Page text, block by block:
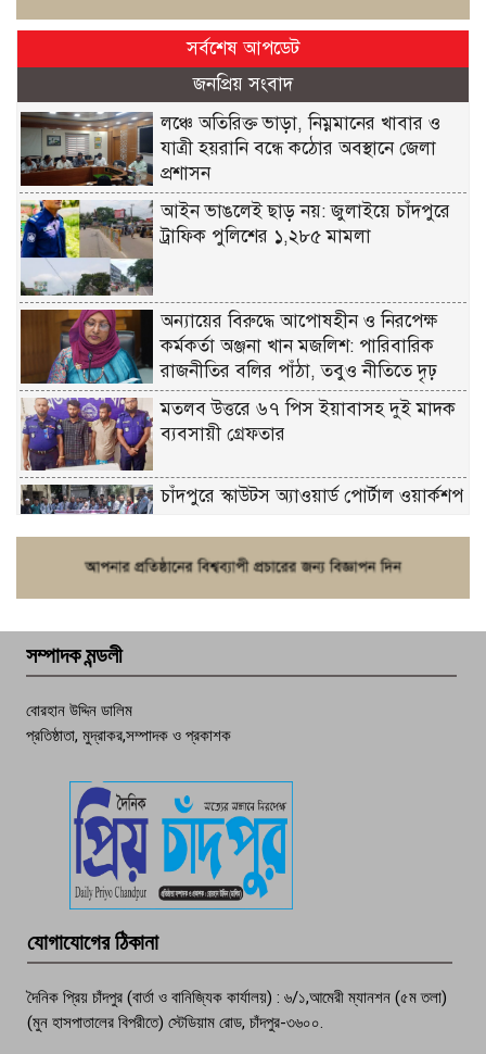
সর্বশেষ আপডেট
জনপ্রিয় সংবাদ
লঞ্চে অতিরিক্ত ভাড়া, নিম্নমানের খাবার ও
যাত্রী হয়রানি বন্ধে কঠোর অবস্থানে জেলা
প্রশাসন
আইন ভাঙলেই ছাড় নয়: জুলাইয়ে চাঁদপুরে
ট্রাফিক পুলিশের ১,২৮৫ মামলা
অন্যায়ের বিরুদ্ধে আপোষহীন ও নিরপেক্ষ
কর্মকর্তা অঞ্জনা খান মজলিশ: পারিবারিক
রাজনীতির বলির পাঁঠা, তবুও নীতিতে দৃঢ়
মতলব উত্তরে ৬৭ পিস ইয়াবাসহ দুই মাদক
ব্যবসায়ী গ্রেফতার
চাঁদপুরে স্কাউটস অ্যাওয়ার্ড পোর্টাল ওয়ার্কশপ
পচা দুর্গন্ধে ৯৯৯-এ ফোন, ফরিদগঞ্জে
তরুণের অর্ধগলিত লাশ উদ্ধার
বেঁচে নেই, বিভিন্ন সংগঠনের শোক
সম্পাদক মন্ডলী
বোরহান উদ্দিন ডালিম
প্রতিষ্ঠাতা, মুদ্রাকর,সম্পাদক ও প্রকাশক
যোগাযোগের ঠিকানা
দৈনিক প্রিয় চাঁদপুর (বার্তা ও বানিজ্যিক কার্যালয়) : ৬/১,আমেরী ম্যানশন (৫ম তলা)
(মুন হাসপাতালের বিপরীতে) স্টেডিয়াম রোড, চাঁদপুর-৩৬০০.